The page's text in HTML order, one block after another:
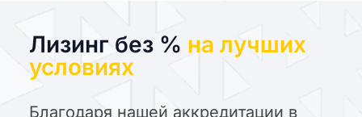
Лизинг без % на лучших
условиях
Благодаря нашей аккредитации в